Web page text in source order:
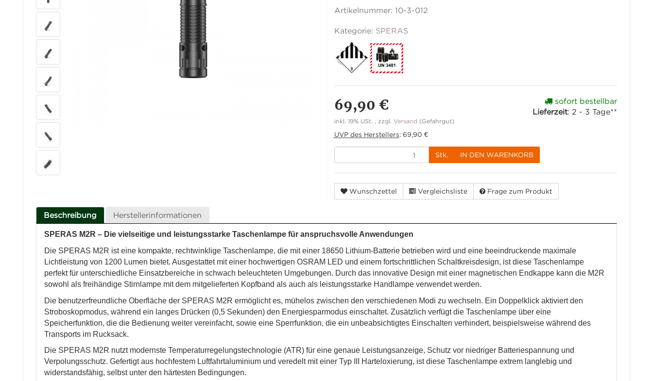
Artikelnummer: 10-3-012
Kategorie: SPERAS
69,90 €
inkl. 19% USt. , zzgl. Versand (Gefahrgut)
UVP des Herstellers: 69,90 €
sofort bestellbar
Lieferzeit: 2 - 3 Tage**
Stk. IN DEN WARENKORB
Wunschzettel Vergleichsliste Frage zum Produkt
Beschreibung Herstellerinformationen
SPERAS M2R – Die vielseitige und leistungsstarke Taschenlampe für anspruchsvolle Anwendungen
Die SPERAS M2R ist eine kompakte, rechtwinklige Taschenlampe, die mit einer 18650 Lithium-Batterie betrieben wird und eine beeindruckende maximale
Lichtleistung von 1200 Lumen bietet. Ausgestattet mit einer hochwertigen OSRAM LED und einem fortschrittlichen Schaltkreisdesign, ist diese Taschenlampe
perfekt für unterschiedliche Einsatzbereiche in schwach beleuchteten Umgebungen. Durch das innovative Design mit einer magnetischen Endkappe kann die M2R
sowohl als freihändige Stirnlampe mit dem mitgelieferten Kopfband als auch als leistungsstarke Handlampe verwendet werden.
Die benutzerfreundliche Oberfläche der SPERAS M2R ermöglicht es, mühelos zwischen den verschiedenen Modi zu wechseln. Ein Doppelklick aktiviert den
Stroboskopmodus, während ein langes Drücken (0,5 Sekunden) den Energiesparmodus einschaltet. Zusätzlich verfügt die Taschenlampe über eine
Speicherfunktion, die die Bedienung weiter vereinfacht, sowie eine Sperrfunktion, die ein unbeabsichtigtes Einschalten verhindert, beispielsweise während des
Transports im Rucksack.
Die SPERAS M2R nutzt modernste Temperaturregelungstechnologie (ATR) für eine genaue Leistungsanzeige, Schutz vor niedriger Batteriespannung und
Verpolungsschutz. Gefertigt aus hochfestem Luftfahrtaluminium und veredelt mit einer Typ III Harteloxierung, ist diese Taschenlampe extrem langlebig und
widerstandsfähig, selbst unter den härtesten Bedingungen.